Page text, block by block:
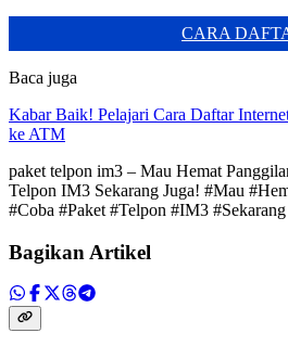
CARA
Baca juga
Kabar Baik! Pelajari Cara Daftar
ke ATM
paket telpon im3 – Mau Hemat
Telpon IM3 Sekarang Juga! #Mau
#Coba #Paket #Telpon #IM3 #Sekarang
Bagikan Artikel